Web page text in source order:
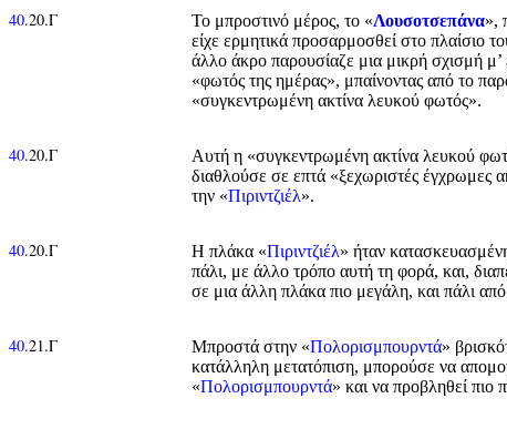
40.20.Γ Το μπροστινό μέρος, το «Λουσοτσεπάνα»,
είχε ερμητικά προσαρμοσθεί στο πλαίσιο
άλλο άκρο παρουσίαζε μια μικρή σχισμή μ’
«φωτός της ημέρας», μπαίνοντας από το
«συγκεντρωμένη ακτίνα λευκού φωτός».
40.20.Γ
Αυτή η «συγκεντρωμένη ακτίνα λευκού
διαθλούσε σε επτά «ξεχωριστές έγχρωμες
την «Πιριντζιέλ».
40.20.Γ Η πλάκα «Πιριντζιέλ» ήταν
πάλι, με άλλο τρόπο αυτή τη φορά, και,
σε μια άλλη πλάκα πιο μεγάλη, και πάλι
40.21.Γ Μπροστά στην «Πολορισμπουρντά»
κατάλληλη μετατόπιση, μπορούσε να
«Πολορισμπουρντά» και να προβληθεί πιο